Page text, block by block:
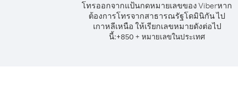
โทรออกจากแป้นกดหมายเลขของ Viberหาก
ต้องการโทรจากสาธารณรัฐโดมินิกัน ไป
เกาหลีเหนือ ให้เรียกเลขหมายดังต่อไป
นี้:+850+ หมายเลขในประเทศ